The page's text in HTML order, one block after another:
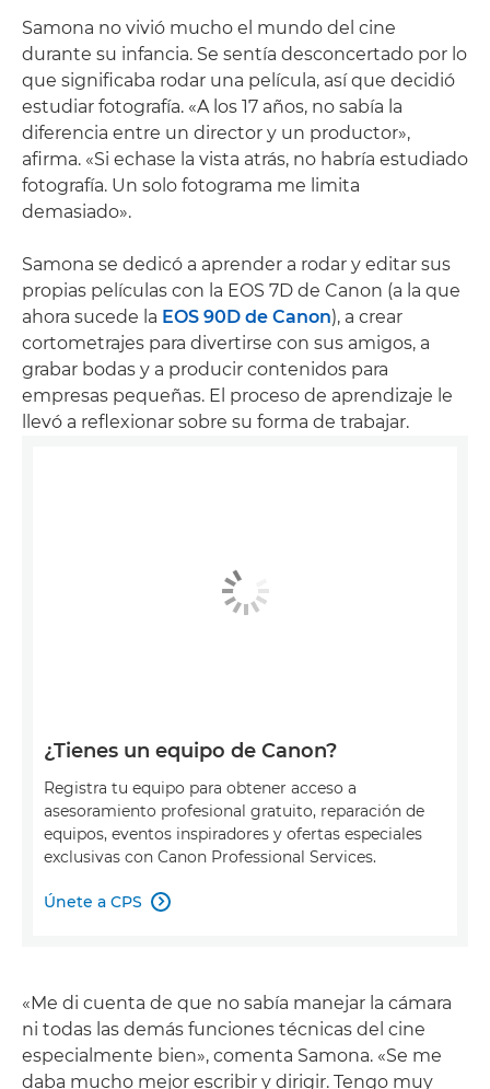
Samona no vivió mucho el mundo del cine
durante su infancia. Se sentía desconcertado por lo
que significaba rodar una película, así que decidió
estudiar fotografía. «A los 17 años, no sabía la
diferencia entre un director y un productor»,
afirma. «Si echase la vista atrás, no habría estudiado
fotografía. Un solo fotograma me limita
demasiado».
Samona se dedicó a aprender a rodar y editar sus
propias películas con la EOS 7D de Canon (a la que
ahora sucede la EOS 90D de Canon), a crear
cortometrajes para divertirse con sus amigos, a
grabar bodas y a producir contenidos para
empresas pequeñas. El proceso de aprendizaje le
llevó a reflexionar sobre su forma de trabajar.
¿Tienes un equipo de Canon?
Registra tu equipo para obtener acceso a
asesoramiento profesional gratuito, reparación de
equipos, eventos inspiradores y ofertas especiales
exclusivas con Canon Professional Services.
Únete a CPS 
«Me di cuenta de que no sabía manejar la cámara
ni todas las demás funciones técnicas del cine
especialmente bien», comenta Samona. «Se me
daba mucho mejor escribir y dirigir. Tengo muy